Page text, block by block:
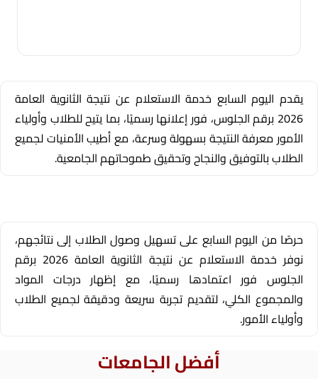
يقدم اليوم السابع خدمة الاستعلام عن نتيجة الثانوية العامة
2026 برقم الجلوس، فور إعلانها رسميًا، بما يتيح للطلاب وأولياء
الأمور معرفة النتيجة بسهولة وسرعة، مع أطيب الأمنيات لجميع
الطلاب بالتوفيق والنجاح وتحقيق طموحاتهم الجامعية.
حرصًا من اليوم السابع على تسهيل وصول الطلاب إلى نتائجهم،
نوفر خدمة الاستعلام عن نتيجة الثانوية العامة 2026 برقم
الجلوس فور اعتمادها رسميًا، مع إظهار درجات المواد
والمجموع الكلي، لتقديم تجربة سريعة ودقيقة لجميع الطلاب
وأولياء الأمور.
أفضل الجامعات